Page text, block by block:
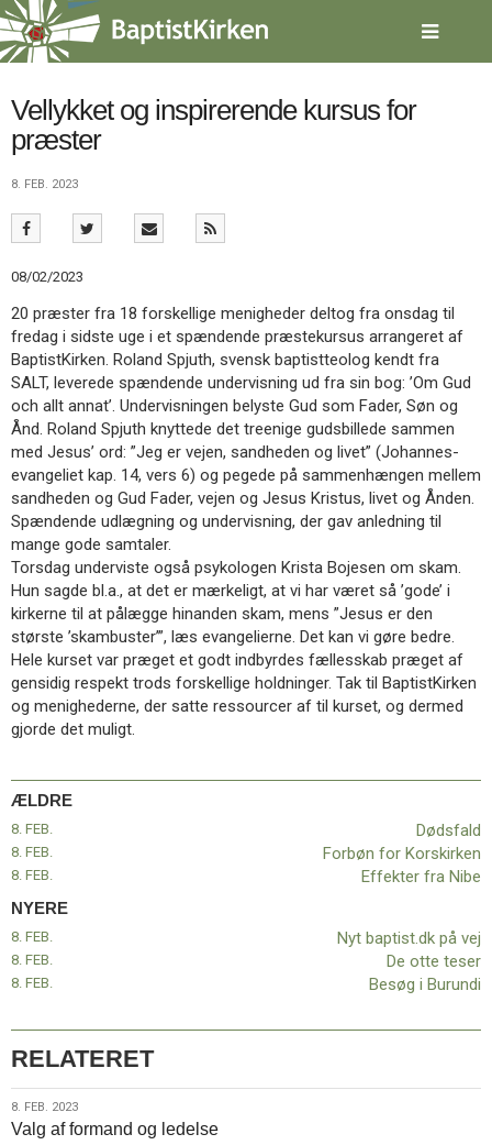
Spring
menu
over
gå
indholdVend
forsiden
Forside
3.0:
Kalender
4.0:
Inspiration
5.0:
Værktøjskassen
6.0:
Mission
7.0:
Om
BaptistKirken
8.0:
Kontakt
9.0:
Forside
10.0:
Nyheder
11.0:
Kalender
12.0:
Inspiration
13.0:
Værktøjskassen
14.0:
Mission
15.0:
Om
BaptistKirken
16.0:
Kontakt
Næste
indlæg:
Nyt
vejForrige
Dødsfald
Vellykket og inspirerende kursus for
præster
8. FEB. 2023
08/02/2023
20 præster fra 18 forskellige menigheder deltog fra onsdag til
fredag i sidste uge i et spændende præstekursus arrangeret af
BaptistKirken. Roland Spjuth, svensk baptistteolog kendt fra
SALT, leverede spændende undervisning ud fra sin bog: ’Om Gud
och allt annat’. Undervisningen belyste Gud som Fader, Søn og
Ånd. Roland Spjuth knyttede det treenige gudsbillede sammen
med Jesus’ ord: ”Jeg er vejen, sandheden og livet” (Johannes-
evangeliet kap. 14, vers 6) og pegede på sammenhængen mellem
sandheden og Gud Fader, vejen og Jesus Kristus, livet og Ånden.
Spændende udlægning og undervisning, der gav anledning til
mange gode samtaler.
Torsdag underviste også psykologen Krista Bojesen om skam.
Hun sagde bl.a., at det er mærkeligt, at vi har været så ’gode’ i
kirkerne til at pålægge hinanden skam, mens ”Jesus er den
største ’skambuster’”, læs evangelierne. Det kan vi gøre bedre.
Hele kurset var præget et godt indbyrdes fællesskab præget af
gensidig respekt trods forskellige holdninger. Tak til BaptistKirken
og menighederne, der satte ressourcer af til kurset, og dermed
gjorde det muligt.
ÆLDRE
8. FEB. Dødsfald
8. FEB. Forbøn for Korskirken
8. FEB. Effekter fra Nibe
NYERE
Nyt baptist.dk på vej
8. FEB.
De otte teser
8. FEB.
Besøg i Burundi
8. FEB.
RELATERET
8.
feb.
8. FEB. 2023
Valg af formand og ledelse